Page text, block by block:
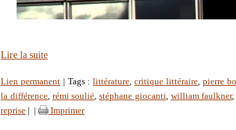
Lire la suite
Lien permanent| Tags :littérature,critique littéraire, pierre
la différence, rémi soulié,stéphane giocanti, william faulkner
reprise
Imprimer